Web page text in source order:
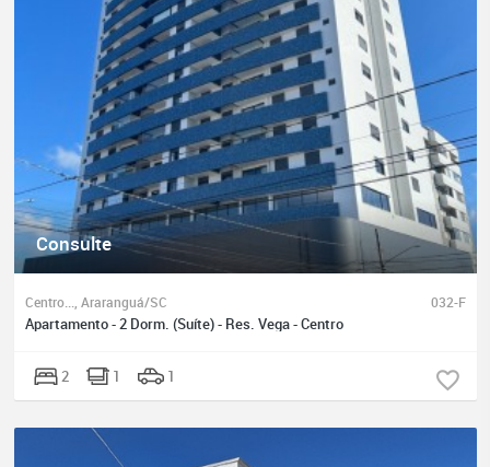
Consulte
Centro..., Araranguá/SC 032-F
Apartamento - 2 Dorm. (Suíte) - Res. Vega - Centro
2 1 1